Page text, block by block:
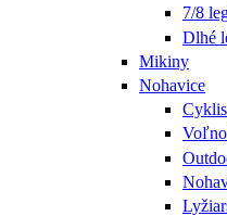
7/8
Dlhé
Mikiny
Nohavice